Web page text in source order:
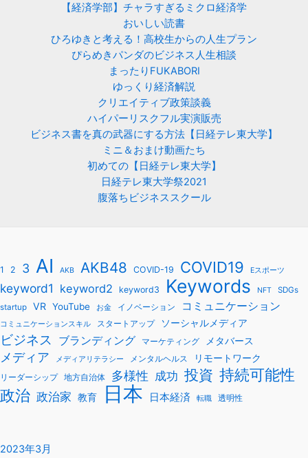
【経済学部】チャラすぎるミクロ経済学
おいしい読書
ひろゆきと考える！高校生からの人生プラン
ぴらめきパンダのビジネス人生相談
まったりFUKABORI
ゆっくり経済解説
クリエイティブ政策談義
ハイパーリスクフル実演販売
ビジネス書を真の武器にする方法【日経テレ東大学】
ミニ＆おまけ動画たち
初めての【日経テレ東大学】
日経テレ東大学祭2021
腹落ちビジネススクール
1 2 3 AI AKB AKB48 COVID-19 COVID19 Eスポーツ
keyword1 keyword2 keyword3 Keywords NFT
SDGs
startup
VR YouTube お金 イノベーション コミュニケーション
コミュニケーションスキル スタートアップ ソーシャルメディア
ビジネス ブランディング マーケティング メタバース
メディア メディアリテラシー メンタルヘルス リモートワーク
リーダーシップ 地方自治体 多様性 成功 投資 持続可能性
政治 政治家 教育 日本 日本経済 転職 透明性
2023年3月